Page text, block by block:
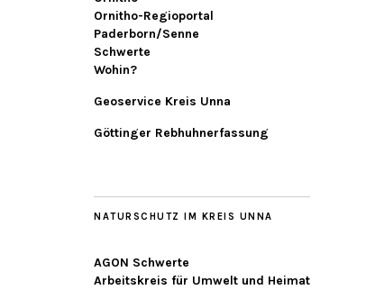
Ornitho-Regioportal
Paderborn/Senne
Schwerte
Wohin?
Geoservice Kreis Unna
Göttinger Rebhuhnerfassung
NATURSCHUTZ IM KREIS UNNA
AGON Schwerte
Arbeitskreis für Umwelt und Heimat